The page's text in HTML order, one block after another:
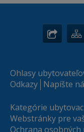
Ohlasy
Odkazy Napíšte
Kategórie
Webstránky pre
Ochrana osobných